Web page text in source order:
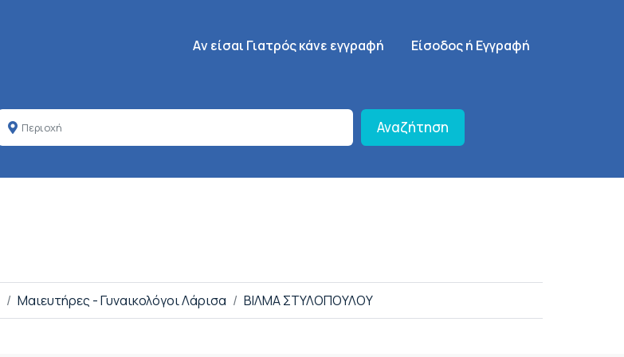
Κεντρική πλοήγηση
Aν είσαι Γιατρός κάνε εγγραφή SignUp Menu
Είσοδος ή Εγγραφή
Αναζήτηση
Μαιευτήρες - Γυναικολόγοι Λάρισα ΒΙΛΜΑ ΣΤΥΛΟΠΟΥΛΟΥ